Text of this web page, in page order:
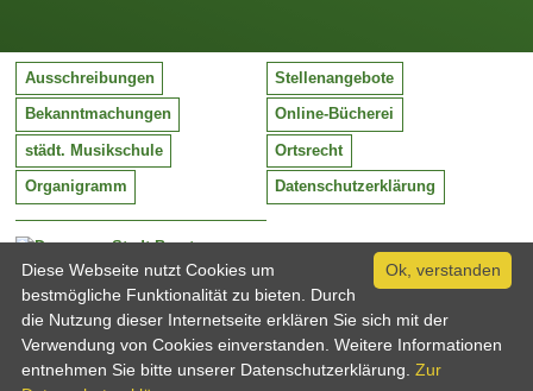
Stadt Barntrup
Mittelstraße 38
32683 Barntrup
Tel:
Email:
05263 / 409-0
info@barntrup.de
Ausschreibungen Stellenangebote
Bekanntmachungen Online-Bücherei
städt. Musikschule Ortsrecht
Organigramm Datenschutzerklärung
Ok, verstanden
Diese Webseite nutzt Cookies um
bestmögliche Funktionalität zu bieten. Durch
die Nutzung dieser Internetseite erklären Sie sich mit der
Verwendung von Cookies einverstanden. Weitere Informationen
entnehmen Sie bitte unserer Datenschutzerklärung. Zur